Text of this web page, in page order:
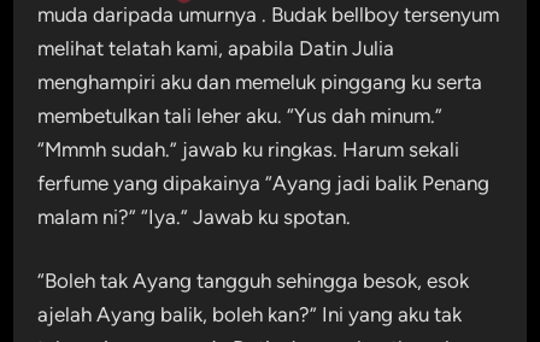
muda daripada umurnya . Budak bellboy tersenyum
melihat telatah kami, apabila Datin Julia
menghampiri aku dan memeluk pinggang ku serta
membetulkan tali leher aku. “Yus dah minum.”
“Mmmh sudah.” jawab ku ringkas. Harum sekali
ferfume yang dipakainya “Ayang jadi balik Penang
malam ni?” “Iya.” Jawab ku spotan.
“Boleh tak Ayang tangguh sehingga besok, esok
ajelah Ayang balik, boleh kan?” Ini yang aku tak